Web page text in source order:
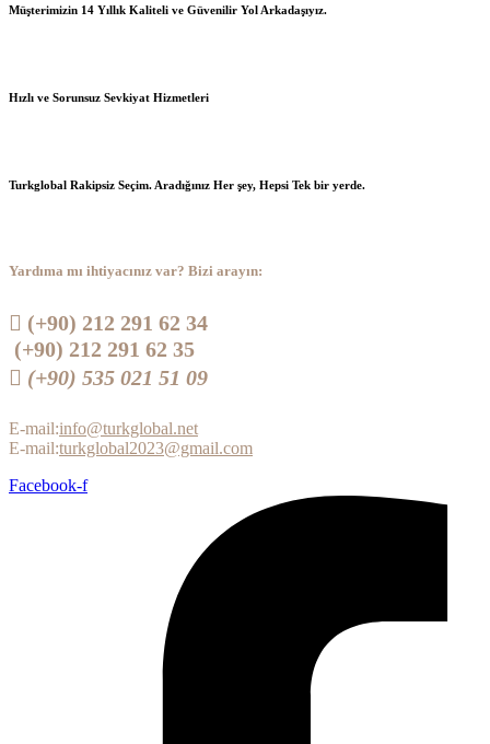
Müşterimizin 14 Yıllık Kaliteli ve Güvenilir Yol Arkadaşıyız.
Hızlı ve Sorunsuz Sevkiyat Hizmetleri
Turkglobal Rakipsiz Seçim. Aradığınız Her şey, Hepsi Tek bir yerde.
Yardıma mı ihtiyacınız var? Bizi arayın:
 (+90) 212 291 62 34
(+90) 212 291 62 35
 (+90) 535 021 51 09
E-mail:info@turkglobal.net
E-mail:turkglobal2023@gmail.com
Facebook-f